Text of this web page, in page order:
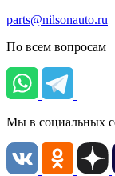
parts@nilsonauto.ru
По всем вопросам
Мы в социальных